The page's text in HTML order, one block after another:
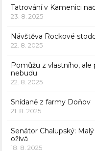
Tatrování v Kamenici
23. 8. 2025
Návštěva Rockové
22. 8. 2025
Pomůžu z vlastního,
nebudu
22. 8. 2025
Snídaně z farmy Doňov
21. 8. 2025
Senátor Chalupský:
ožívá
18. 8. 2025